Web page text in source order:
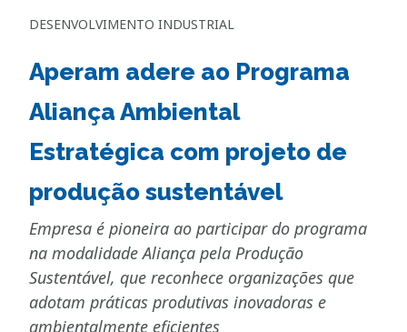
DESENVOLVIMENTO INDUSTRIAL
Aperam adere ao Programa
Aliança Ambiental
Estratégica com projeto de
produção sustentável
Empresa é pioneira ao participar do programa
na modalidade Aliança pela Produção
Sustentável, que reconhece organizações que
adotam práticas produtivas inovadoras e
ambientalmente eficientes